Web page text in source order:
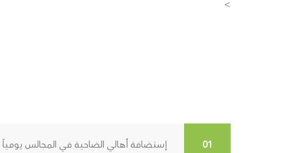
>
إستضافة أهالي الضاحية في المجالس يومياً